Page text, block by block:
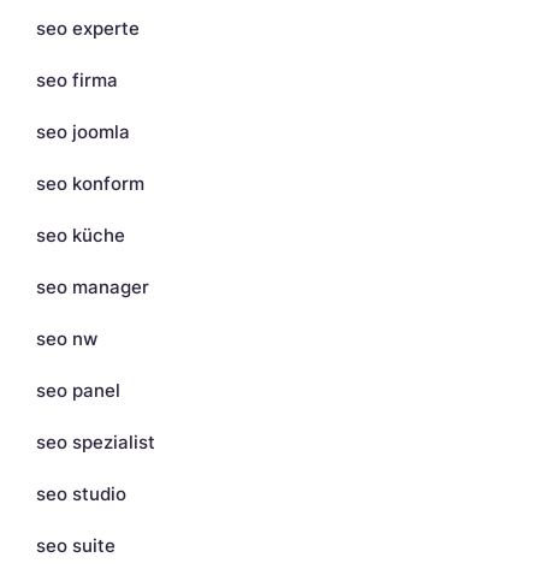
seo experte
seo firma
seo joomla
seo konform
seo küche
seo manager
seo nw
seo panel
seo spezialist
seo studio
seo suite